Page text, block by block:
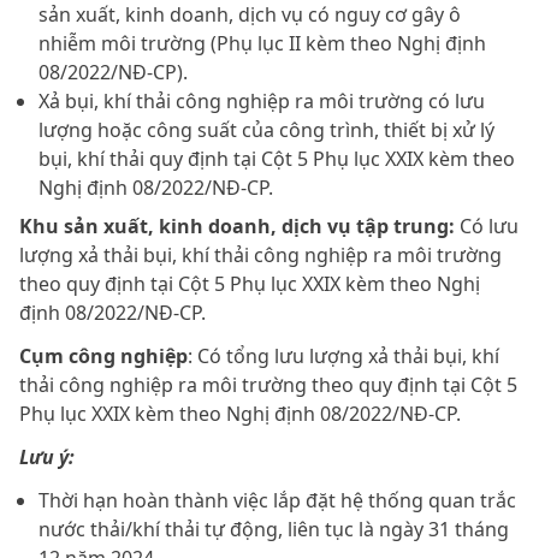
sản xuất, kinh doanh, dịch vụ có nguy cơ gây ô
nhiễm môi trường (Phụ lục II kèm theo Nghị định
08/2022/NĐ-CP).
Xả bụi, khí thải công nghiệp ra môi trường có lưu
lượng hoặc công suất của công trình, thiết bị xử lý
bụi, khí thải quy định tại Cột 5 Phụ lục XXIX kèm theo
Nghị định 08/2022/NĐ-CP.
Khu sản xuất, kinh doanh, dịch vụ tập trung: Có lưu
lượng xả thải bụi, khí thải công nghiệp ra môi trường
theo quy định tại Cột 5 Phụ lục XXIX kèm theo Nghị
định 08/2022/NĐ-CP.
Cụm công nghiệp: Có tổng lưu lượng xả thải bụi, khí
thải công nghiệp ra môi trường theo quy định tại Cột 5
Phụ lục XXIX kèm theo Nghị định 08/2022/NĐ-CP.
Lưu ý:
Thời hạn hoàn thành việc lắp đặt hệ thống quan trắc
nước thải/khí thải tự động, liên tục là ngày 31 tháng